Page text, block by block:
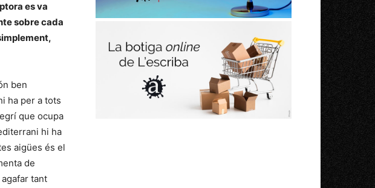
es va
sobre cada
ben
ha per a tots
que ocupa
hi ha
aigües és el
de
tant